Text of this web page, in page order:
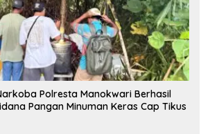
Polresta Manokwari Berhasil
Pangan Minuman Keras Cap Tikus